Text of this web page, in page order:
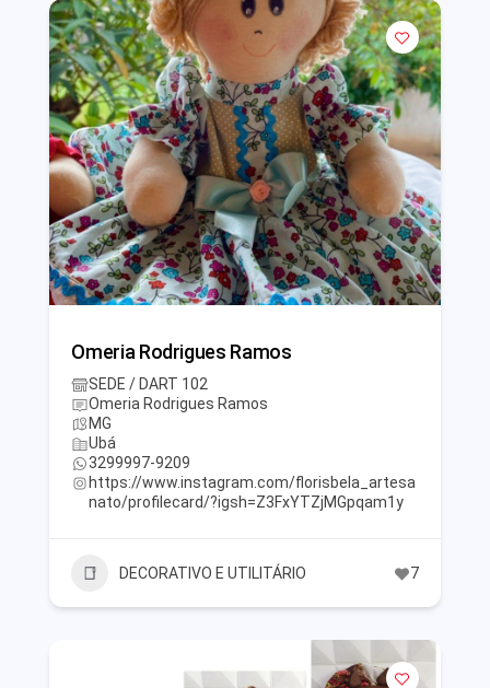
Omeria Rodrigues Ramos
SEDE / DART 102
Omeria Rodrigues Ramos
MG
Ubá
3299997-9209
https://www.instagram.com/florisbela_artesa
nato/profilecard/?igsh=Z3FxYTZjMGpqam1y
DECORATIVO E UTILITÁRIO 7